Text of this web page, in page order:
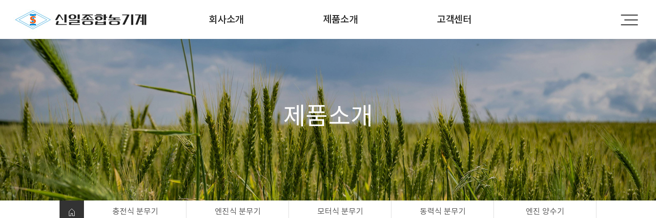
회사소개
인사말
오시는 길
제품소개
모터식 분무기
동력식 분무기
엔진 양수기
고객센터
문의하기
제품소개
충전식 분무기 엔진식 분무기 모터식 분무기 동력식 분무기 엔진 양수기